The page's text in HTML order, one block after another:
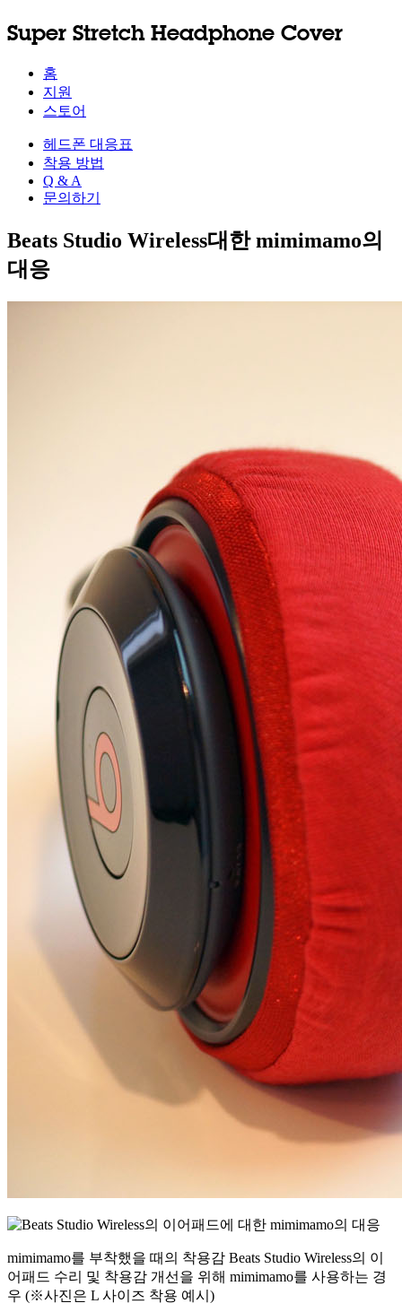
Super Stretch Headphone Cover
홈
지원
스토어
헤드폰 대응표
착용 방법
Q & A
문의하기
Beats Studio Wireless대한 mimimamo의
대응
mimimamo를 부착했을 때의 착용감 Beats Studio Wireless의 이
어패드 수리 및 착용감 개선을 위해 mimimamo를 사용하는 경
우 (※사진은 L 사이즈 착용 예시)